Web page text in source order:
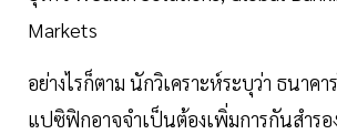
Markets
อย่างไรก็ตาม นักวิเคราะห์ระบุว่า ธนาคา
แปซิฟิกอาจจำเป็นต้องเพิ่มการกันสำร